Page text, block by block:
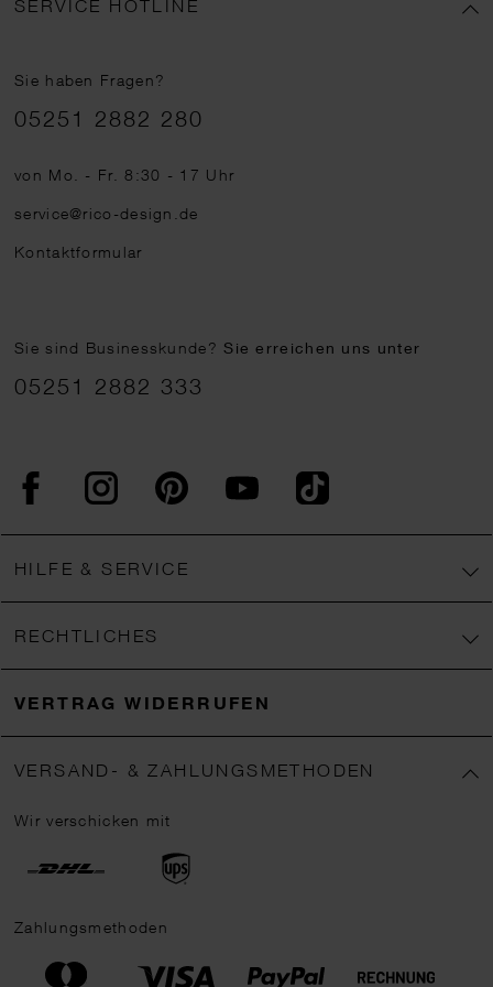
SERVICE HOTLINE
Sie haben Fragen?
Telefonnummer
05251 2882 280
von Mo. - Fr. 8:30 - 17 Uhr
service@rico-design.de
Kontaktformular
Sie sind Businesskunde?Sie erreichen uns unter
05251 2882 333
FacebookInstagram PinterestYouTubeTikTok
HILFE & SERVICE
RECHTLICHES
VERTRAG WIDERRUFEN
VERSAND- & ZAHLUNGSMETHODEN
Wir verschicken mit
Zahlungsmethoden